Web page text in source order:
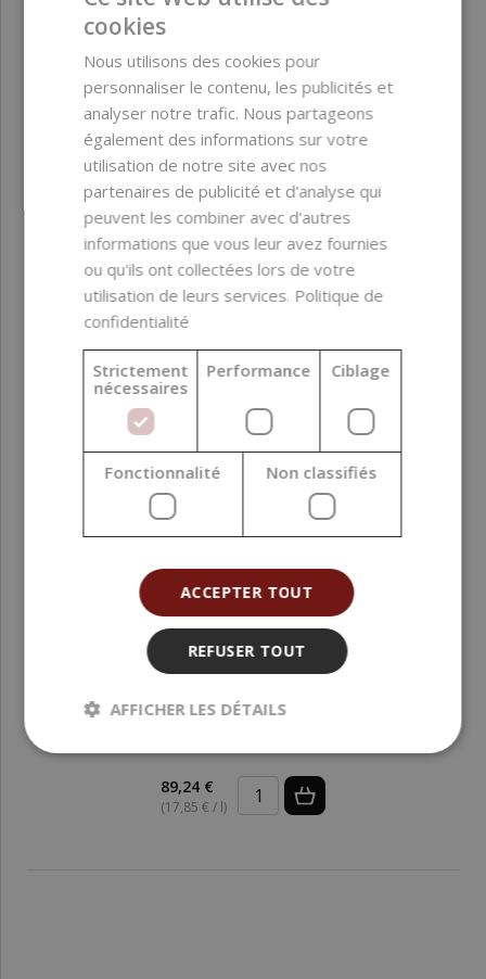
Huile de son de riz, raffinée, 5 l
76,69 €
Huile de sésame raffinée 5 l
89,24 €
(17,85 € / l)
cookies
Nous utilisons des cookies pour
personnaliser le contenu, les publicités et
analyser notre trafic. Nous partageons
également des informations sur votre
utilisation de notre site avec nos
partenaires de publicité et d'analyse qui
peuvent les combiner avec d'autres
informations que vous leur avez fournies
ou qu'ils ont collectées lors de votre
utilisation de leurs services. Politique de
confidentialité
Strictement
nécessaires
Performance Ciblage
Fonctionnalité Non classifiés
ACCEPTER TOUT
REFUSER TOUT
AFFICHER LES DÉTAILS